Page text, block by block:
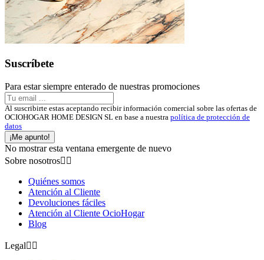
Suscríbete
Para estar siempre enterado de nuestras promociones
Al suscribirte estas aceptando recibir información comercial sobre las ofertas de
OCIOHOGAR HOME DESIGN SL en base a nuestra política de protección de
datos
¡Me apunto!
No mostrar esta ventana emergente de nuevo
Sobre nosotros 
Quiénes somos
Atención al Cliente
Devoluciones fáciles
Atención al Cliente OcioHogar
Blog
Legal 